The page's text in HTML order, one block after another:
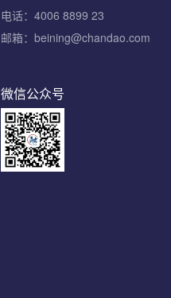
电话：4006 8899 23
邮箱：beining@chandao.com
微信公众号